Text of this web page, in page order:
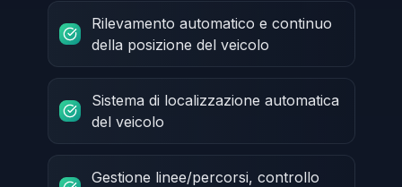
Rilevamento automatico e continuo
della posizione del veicolo
Sistema di localizzazione automatica
del veicolo
Gestione linee/percorsi, controllo